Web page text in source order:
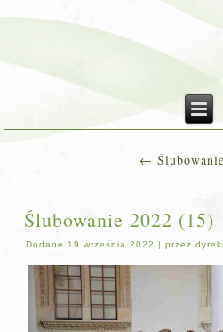
←
Ślubowanie 2022 (15)
Dodane 19 września 2022 |przez